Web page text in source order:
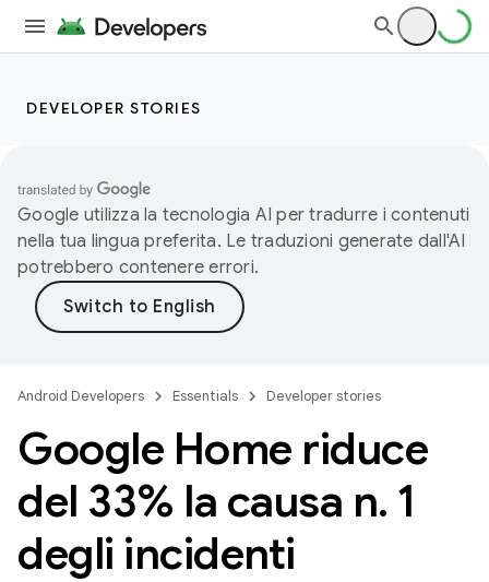
DEVELOPER STORIES
Google utilizza la tecnologia AI per tradurre i contenuti
nella tua lingua preferita. Le traduzioni generate dall'AI
potrebbero contenere errori.
Android Developers Essentials Developer stories
Google Home riduce
del 33% la causa n. 1
degli incidenti